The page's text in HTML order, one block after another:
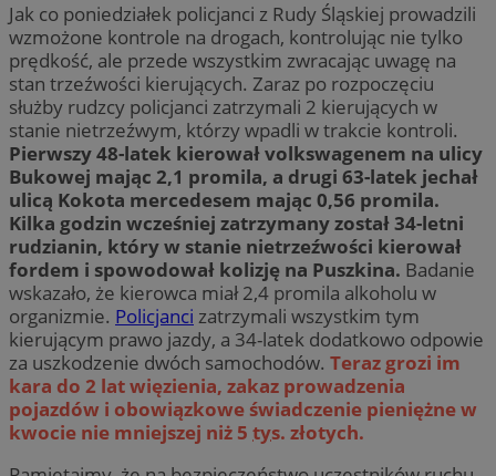
Jak co poniedziałek policjanci z Rudy Śląskiej prowadzili
wzmożone kontrole na drogach, kontrolując nie tylko
prędkość, ale przede wszystkim zwracając uwagę na
stan trzeźwości kierujących. Zaraz po rozpoczęciu
służby rudzcy policjanci zatrzymali 2 kierujących w
stanie nietrzeźwym, którzy wpadli w trakcie kontroli.
Pierwszy 48-latek kierował volkswagenem na ulicy
Bukowej mając 2,1 promila, a drugi 63-latek jechał
ulicą Kokota mercedesem mając 0,56 promila.
Kilka godzin wcześniej zatrzymany został 34-letni
rudzianin, który w stanie nietrzeźwości kierował
fordem i spowodował kolizję na Puszkina. Badanie
wskazało, że kierowca miał 2,4 promila alkoholu w
organizmie. Policjanci zatrzymali wszystkim tym
kierującym prawo jazdy, a 34-latek dodatkowo odpowie
za uszkodzenie dwóch samochodów. Teraz grozi im
kara do 2 lat więzienia, zakaz prowadzenia
pojazdów i obowiązkowe świadczenie pieniężne w
kwocie nie mniejszej niż 5 tys. złotych.